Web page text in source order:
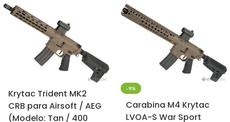
Krytac Trident MK2
CRB para Airsoft / AEG
(Modelo: Tan / 400
-9%
Carabina M4 Krytac
LVOA-S War Sport